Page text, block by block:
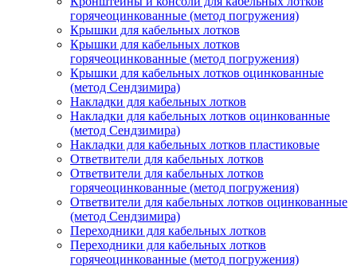
горячеоцинкованные (метод погружения)
Крышки для кабельных лотков
Крышки для кабельных лотков
горячеоцинкованные (метод погружения)
Крышки для кабельных лотков оцинкованные
(метод Сендзимира)
Накладки для кабельных лотков
Накладки для кабельных лотков оцинкованные
(метод Сендзимира)
Накладки для кабельных лотков пластиковые
Ответвители для кабельных лотков
Ответвители для кабельных лотков
горячеоцинкованные (метод погружения)
Ответвители для кабельных лотков оцинкованные
(метод Сендзимира)
Переходники для кабельных лотков
Переходники для кабельных лотков
горячеоцинкованные (метод погружения)